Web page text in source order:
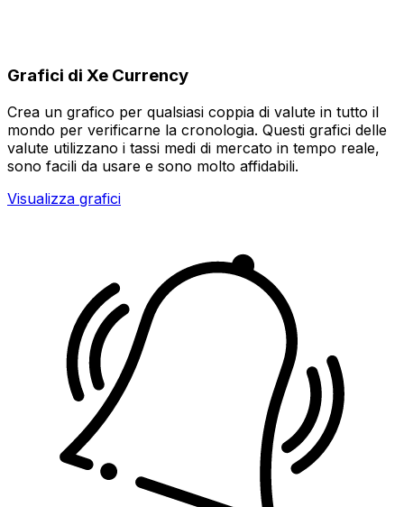
Grafici di Xe Currency
Crea un grafico per qualsiasi coppia di valute in tutto il
mondo per verificarne la cronologia. Questi grafici delle
valute utilizzano i tassi medi di mercato in tempo reale,
sono facili da usare e sono molto affidabili.
Visualizza grafici